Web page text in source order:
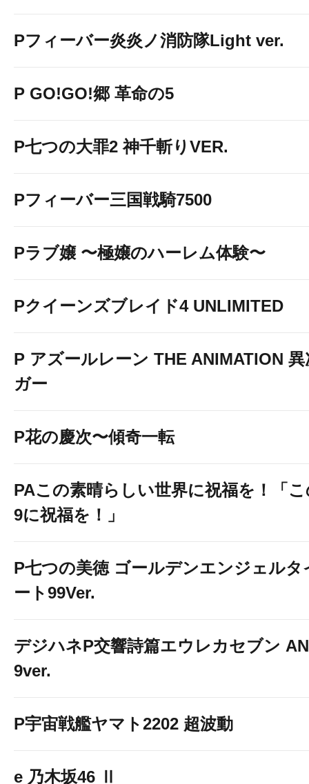
Pフィーバー炎炎ノ消防隊Light ver.
P GO!GO!郷 革命の5
P七つの大罪2 神千斬りVER.
Pフィーバー三国戦騎7500
Pラブ嬢 〜極嬢のハーレム体験〜
Pクイーンズブレイド4 UNLIMITED
P アズールレーン THE ANIMATION
ガー
P花の慶次〜傾奇一転
PAこの素晴らしい世界に祝福を！「
9に祝福を！」
P七つの美徳 ゴールデンエンジェルタ
ート99Ver.
デジハネP交響詩篇エウレカセブン
9ver.
P宇宙戦艦ヤマト2202 超波動
e 乃木坂46 Ⅱ